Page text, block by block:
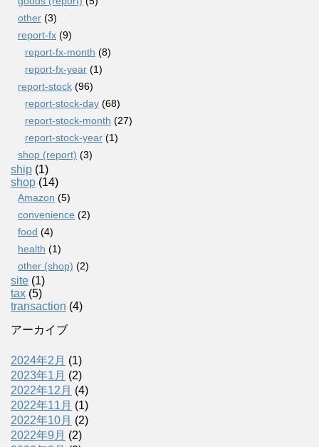
other (3)
report-fx (9)
report-fx-month (8)
report-fx-year (1)
report-stock (96)
report-stock-day (68)
report-stock-month (27)
report-stock-year (1)
shop (report) (3)
ship (1)
shop (14)
Amazon (5)
convenience (2)
food (4)
health (1)
other (shop) (2)
site (1)
tax (5)
transaction (4)
アーカイブ
2024年2月 (1)
2023年1月 (2)
2022年12月 (4)
2022年11月 (1)
2022年10月 (2)
2022年9月 (2)